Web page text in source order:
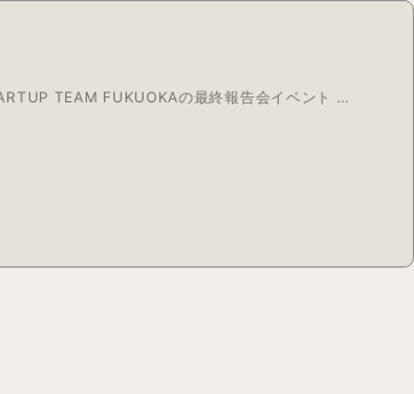
TEAM FUKUOKAの最終報告会イベント …